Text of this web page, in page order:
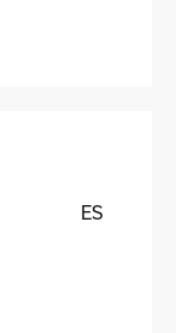
ES